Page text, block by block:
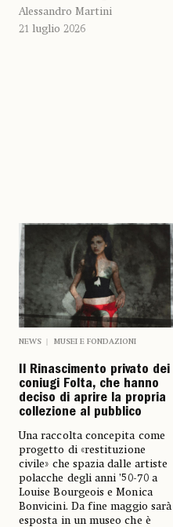
Alessandro Martini
21 luglio 2026
NEWS MUSEI E FONDAZIONI
Il Rinascimento privato dei
coniugi Folta, che hanno
deciso di aprire la propria
collezione al pubblico
Una raccolta concepita come
progetto di «restituzione
civile» che spazia dalle artiste
polacche degli anni ’50-70 a
Louise Bourgeois e Monica
Bonvicini. Da fine maggio sarà
esposta in un museo che è